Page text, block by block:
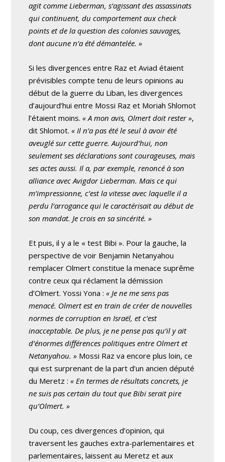
agit comme Lieberman, s’agissant des assassinats
qui continuent, du comportement aux check
points et de la question des colonies sauvages,
dont aucune n’a été démantelée. »
Si les divergences entre Raz et Aviad étaient
prévisibles compte tenu de leurs opinions au
début de la guerre du Liban, les divergences
d’aujourd’hui entre Mossi Raz et Moriah Shlomot
l’étaient moins.« A mon avis, Olmert doit rester »,
dit Shlomot.« Il n’a pas été le seul à avoir été
aveuglé sur cette guerre. Aujourd’hui, non
seulement ses déclarations sont courageuses, mais
ses actes aussi. Il a, par exemple, renoncé à son
alliance avec Avigdor Lieberman. Mais ce qui
m’impressionne, c’est la vitesse avec laquelle il a
perdu l’arrogance qui le caractérisait au début de
son mandat. Je crois en sa sincérité. »
Et puis, il y a le « test Bibi ». Pour la gauche, la
perspective de voir Benjamin Netanyahou
remplacer Olmert constitue la menace suprême
contre ceux qui réclament la démission
d’Olmert. Yossi Yona :« Je ne me sens pas
menacé. Olmert est en train de créer de nouvelles
normes de corruption en Israël, et c’est
inacceptable. De plus, je ne pense pas qu’il y ait
d’énormes différences politiques entre Olmert et
Netanyahou. » Mossi Raz va encore plus loin, ce
qui est surprenant de la part d’un ancien député
du Meretz :« En termes de résultats concrets, je
ne suis pas certain du tout que Bibi serait pire
qu’Olmert. »
Du coup, ces divergences d’opinion, qui
traversent les gauches extra-parlementaires et
parlementaires, laissent au Meretz et aux